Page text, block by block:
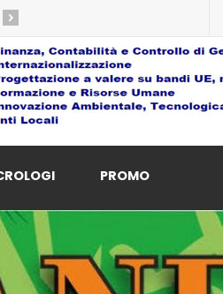
›
PROMO